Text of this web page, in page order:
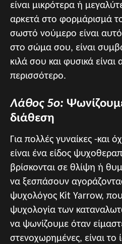
είναι μικρότερα ή
αρκετά στο φορμάρισμά
σωστό νούμερο είναι
στο σώμα σου, είναι
κιλά σου και φυσικά
περισσότερο.
Λάθος 5ο:
διάθεση
Για πολλές γυναίκες -και
είναι ένα είδος
βρίσκονται σε θλίψη ή
να ξεσπάσουν
ψυχολόγος Kit Yarrow, που
ψυχολογία των
να ψωνίζουμε όταν
στενοχωρημένες, είναι το